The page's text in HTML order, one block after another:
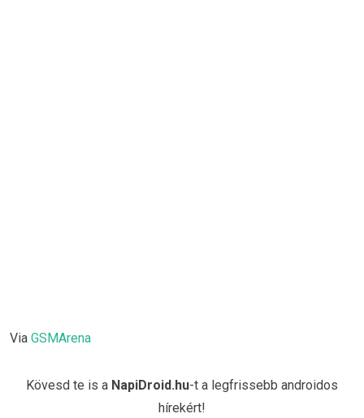
Via GSMArena
Kövesd te is a NapiDroid.hu-t a legfrissebb androidos
hírekért!